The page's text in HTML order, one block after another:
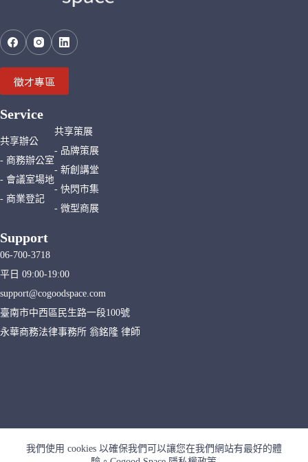
我們使用 cookies 以確保我們可以讓您在我們網站有最好的體
徵才專區
Service
共享辦公
- 商務辦公室
- 會議室場地
- 商業登記
共享策展
- 品牌策展
- 新創講堂
- 快閃市集
- 微型商展
Support
06-700-3718
平日 09:00-19:00
support@cogoodspace.com
臺南市中西區民生路一段100號
永華商務法律事務所 翁銘隆 律師